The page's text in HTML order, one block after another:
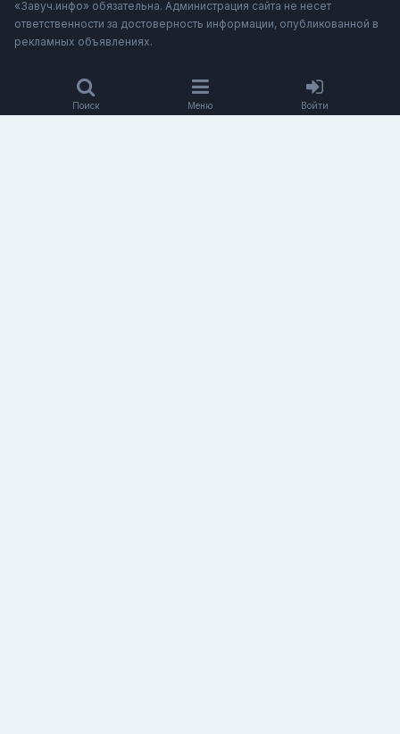
«Завуч.инфо» обязательна. Администрация сайта не несет
ответственности за достоверность информации, опубликованной в
рекламных объявлениях.
Поиск Меню Войти